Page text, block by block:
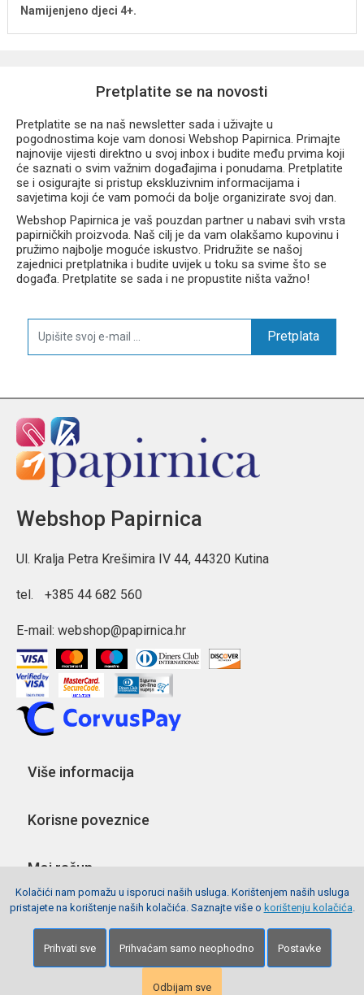
Namijenjeno djeci 4+.
Pretplatite se na novosti
Pretplatite se na naš newsletter sada i uživajte u
pogodnostima koje vam donosi Webshop Papirnica. Primajte
najnovije vijesti direktno u svoj inbox i budite među prvima koji
će saznati o svim važnim događajima i ponudama. Pretplatite
se i osigurajte si pristup ekskluzivnim informacijama i
savjetima koji će vam pomoći da bolje organizirate svoj dan.
Webshop Papirnica je vaš pouzdan partner u nabavi svih vrsta
papirničkih proizvoda. Naš cilj je da vam olakšamo kupovinu i
pružimo najbolje moguće iskustvo. Pridružite se našoj
zajednici pretplatnika i budite uvijek u toku sa svime što se
događa. Pretplatite se sada i ne propustite ništa važno!
Pretplata
Webshop Papirnica
Ul. Kralja Petra Krešimira IV 44, 44320 Kutina
tel. +385 44 682 560
E-mail: webshop@papirnica.hr
Više informacija
Korisne poveznice
Moj račun
Pratite nas
Copyright © 2026 Webshop Papirnica. Sva prava pridržana. Izrada stranica
Net plus d.o.o.
Kolačići nam pomažu u isporuci naših usluga. Korištenjem naših usluga
pristajete na korištenje naših kolačića. Saznajte više o korištenju kolačića.
Prihvati sve Prihvaćam samo neophodno Postavke
Odbijam sve